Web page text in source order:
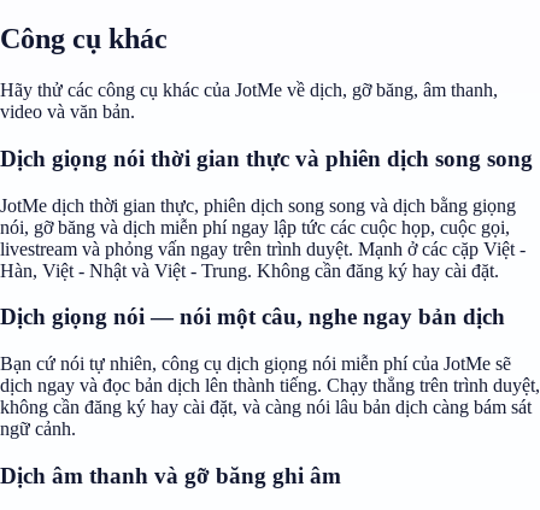
Công cụ khác
Hãy thử các công cụ khác của JotMe về dịch, gỡ băng, âm thanh,
video và văn bản.
Dịch giọng nói thời gian thực và phiên dịch song song
JotMe dịch thời gian thực, phiên dịch song song và dịch bằng giọng
nói, gỡ băng và dịch miễn phí ngay lập tức các cuộc họp, cuộc gọi,
livestream và phỏng vấn ngay trên trình duyệt. Mạnh ở các cặp Việt -
Hàn, Việt - Nhật và Việt - Trung. Không cần đăng ký hay cài đặt.
Dịch giọng nói — nói một câu, nghe ngay bản dịch
Bạn cứ nói tự nhiên, công cụ dịch giọng nói miễn phí của JotMe sẽ
dịch ngay và đọc bản dịch lên thành tiếng. Chạy thẳng trên trình duyệt,
không cần đăng ký hay cài đặt, và càng nói lâu bản dịch càng bám sát
ngữ cảnh.
Dịch âm thanh và gỡ băng ghi âm